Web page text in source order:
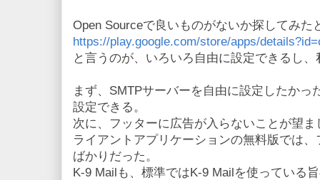
Open Sourceで良いものがないか探してみた
https://play.google.com/store/apps/
と言うのが、いろいろ自由に設定できるし
まず、SMTPサーバーを自由に設定したかっ
設定できる。
次に、フッターに広告が入らないことが望
ライアントアプリケーションの無料版では
ばかりだった。
K-9 Mailも、標準ではK-9 Mailを使っている